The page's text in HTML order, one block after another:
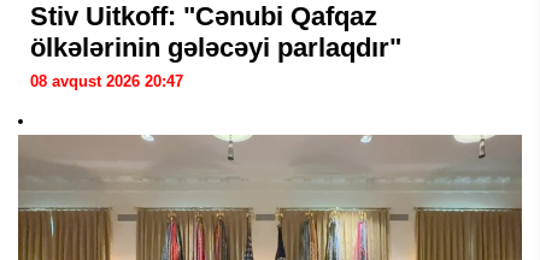
Stiv Uitkoff: "Cənubi Qafqaz
ölkələrinin gələcəyi parlaqdır"
08 avqust 2026 20:47